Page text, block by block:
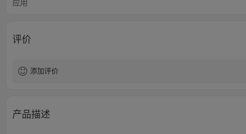
应用
评价
添加评价
产品描述